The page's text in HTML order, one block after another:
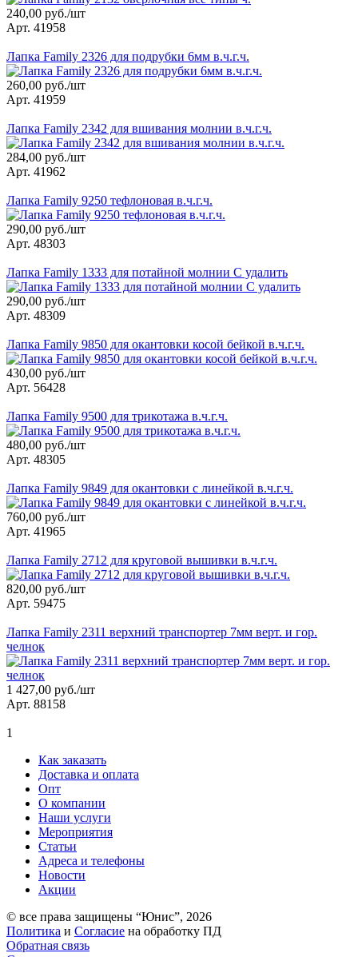
240,00 руб./шт
Арт. 41958
Лапка Family 2326 для подрубки 6мм в.ч.г.ч.
260,00 руб./шт
Арт. 41959
Лапка Family 2342 для вшивания молнии в.ч.г.ч.
284,00 руб./шт
Арт. 41962
Лапка Family 9250 тефлоновая в.ч.г.ч.
290,00 руб./шт
Арт. 48303
Лапка Family 1333 для потайной молнии С удалить
290,00 руб./шт
Арт. 48309
Лапка Family 9850 для окантовки косой бейкой в.ч.г.ч.
430,00 руб./шт
Арт. 56428
Лапка Family 9500 для трикотажа в.ч.г.ч.
480,00 руб./шт
Арт. 48305
Лапка Family 9849 для окантовки с линейкой в.ч.г.ч.
760,00 руб./шт
Арт. 41965
Лапка Family 2712 для круговой вышивки в.ч.г.ч.
820,00 руб./шт
Арт. 59475
Лапка Family 2311 верхний транспортер 7мм верт. и гор.
челнок
1 427,00 руб./шт
Арт. 88158
1
Как заказать
Доставка и оплата
Опт
О компании
Наши услуги
Мероприятия
Статьи
Адреса и телефоны
Новости
Акции
© все права защищены “Юнис”, 2026
Политика и Согласие на обработку ПД
Обратная связь